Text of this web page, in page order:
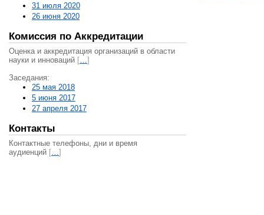
31 июля 2020
26 июня 2020
Комиссия по Аккредитации
Оценка и аккредитация организаций в области
науки и инноваций […]
Заседания:
25 мая 2018
5 июня 2017
27 апреля 2017
Контакты
Контактные телефоны, дни и время
аудиенций […]